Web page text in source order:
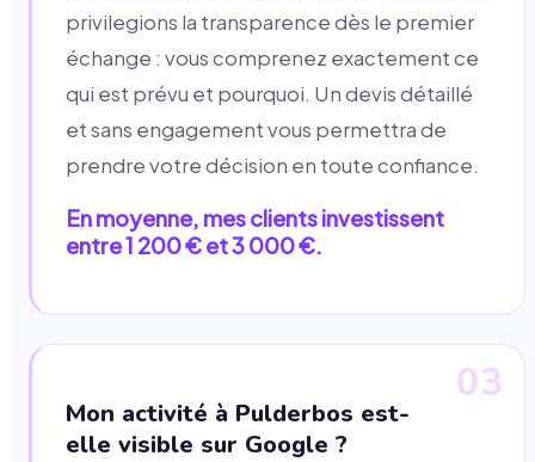
privilegions la transparence dès le premier
échange : vous comprenez exactement ce
qui est prévu et pourquoi. Un devis détaillé
et sans engagement vous permettra de
prendre votre décision en toute confiance.
En moyenne, mes clients investissent
entre 1 200 € et 3 000 €.
03
Mon activité à Pulderbos est-
elle visible sur Google ?